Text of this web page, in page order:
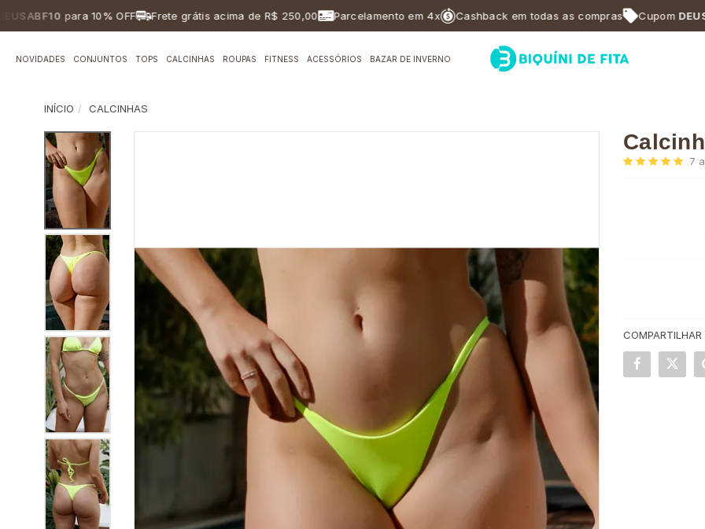
para 10% OFF Frete grátis acima de R$ 250,00 Parcelamento em 4x Cashback em todas as compras CupomDEUSABF10
NOVIDADES CONJUNTOS TOPS CALCINHAS ROUPAS FITNESS ACESSÓRIOS BAZAR DE INVERNO
INÍCIO CALCINHAS
7
COMPARTILHAR